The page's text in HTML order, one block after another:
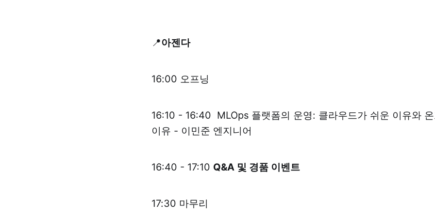
📍아젠다
16:00 오프닝
16:10 - 16:40 MLOps 플랫폼의 운영: 클라우드가 쉬운 이유와
이유 - 이민준 엔지니어
16:40 - 17:10 Q&A 및 경품 이벤트
17:30 마무리